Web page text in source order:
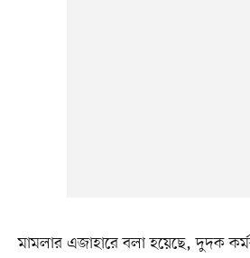
মামলার এজাহারে বলা হয়েছে, দুদক